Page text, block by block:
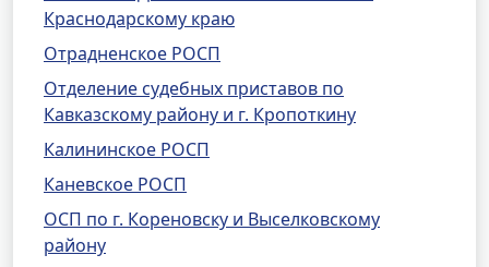
Краснодарскому краю
Отрадненское РОСП
Отделение судебных приставов по
Кавказскому району и г. Кропоткину
Калининское РОСП
Каневское РОСП
ОСП по г. Кореновску и Выселковскому
району